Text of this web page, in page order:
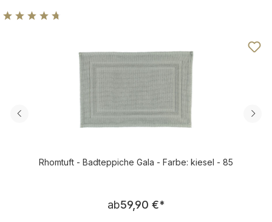
Rhomtuft - Badteppiche Gala - Farbe: kiesel - 85
Regulärer Preis:
ab59,90 €*